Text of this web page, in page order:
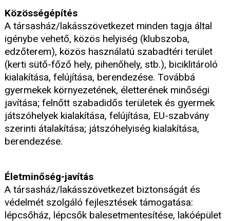
Közösségépítés
A társasház/lakásszövetkezet minden tagja által
igénybe vehető, közös helyiség (klubszoba,
edzőterem), közös használatú szabadtéri terület
(kerti sütő-főző hely, pihenőhely, stb.), biciklitároló
kialakítása, felújítása, berendezése. Továbbá
gyermekek környezetének, életterének minőségi
javítása; felnőtt szabadidős területek és gyermek
játszóhelyek kialakítása, felújítása, EU-szabvány
szerinti átalakítása; játszóhelyiség kialakítása,
berendezése.
Életminőség-javítás
A társasház/lakásszövetkezet biztonságát és
védelmét szolgáló fejlesztések támogatása:
lépcsőház, lépcsők balesetmentesítése, lakóépület